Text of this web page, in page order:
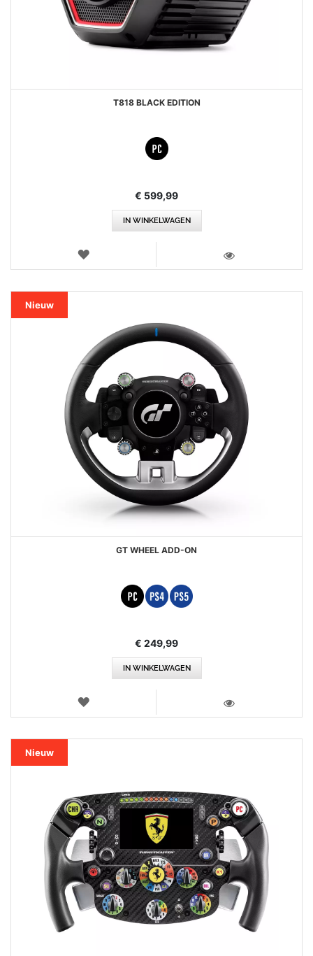
T818 BLACK EDITION
€ 599,99
IN WINKELWAGEN
VERLANGLIJST
Nieuw
GT WHEEL ADD-ON
€ 249,99
IN WINKELWAGEN
VERLANGLIJST
Nieuw